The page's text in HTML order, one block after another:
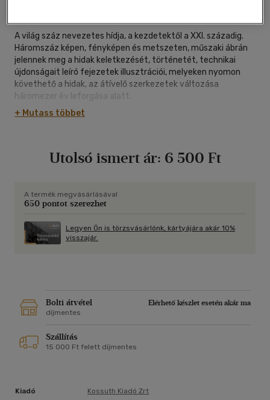
A világ száz nevezetes hídja, a kezdetektől a XXI. századig.
Háromszáz képen, fényképen és metszeten, műszaki ábrán
jelennek meg a hidak keletkezését, történetét, technikai
újdonságait leíró fejezetek illusztrációi, melyeken nyomon
követhető a hidak, az átívelő szerkezetek változása
háromezer év leforgása alatt.
+ Mutass többet
Utolsó ismert ár: 6 500 Ft
A termék megvásárlásával
650 pontot szerezhet
Legyen Ön is törzsvásárlónk, kártyájára akár 10%
visszajár.
Bolti átvétel
Elérhető készlet esetén akár ma
díjmentes
Szállítás
15 000 Ft felett díjmentes
Kiadó Kossuth Kiadó Zrt